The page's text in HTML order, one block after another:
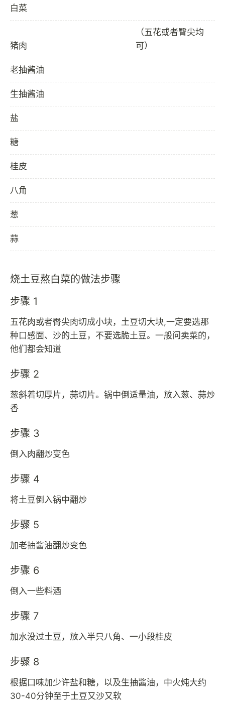
白菜
猪肉
（五花或者臀尖均
可）
老抽酱油
生抽酱油
盐
糖
桂皮
八角
葱
蒜
烧土豆熬白菜的做法步骤
步骤 1
五花肉或者臀尖肉切成小块，土豆切大块,一定要选那
种口感面、沙的土豆，不要选脆土豆。一般问卖菜的，
他们都会知道
步骤 2
葱斜着切厚片，蒜切片。锅中倒适量油，放入葱、蒜炒
香
步骤 3
倒入肉翻炒变色
步骤 4
将土豆倒入锅中翻炒
步骤 5
加老抽酱油翻炒变色
步骤 6
倒入一些料酒
步骤 7
加水没过土豆，放入半只八角、一小段桂皮
步骤 8
根据口味加少许盐和糖，以及生抽酱油，中火炖大约
30-40分钟至于土豆又沙又软